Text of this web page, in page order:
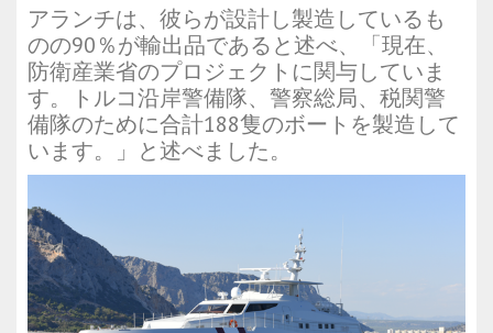
アランチは、彼らが設計し製造しているも
のの90％が輸出品であると述べ、「現在、
防衛産業省のプロジェクトに関与していま
す。トルコ沿岸警備隊、警察総局、税関警
備隊のために合計188隻のボートを製造して
います。」と述べました。